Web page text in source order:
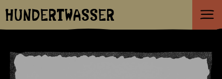
HUNDERTWASSER